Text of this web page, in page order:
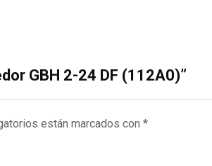
GBH 2-24 DF (112A0)”
están marcados con *